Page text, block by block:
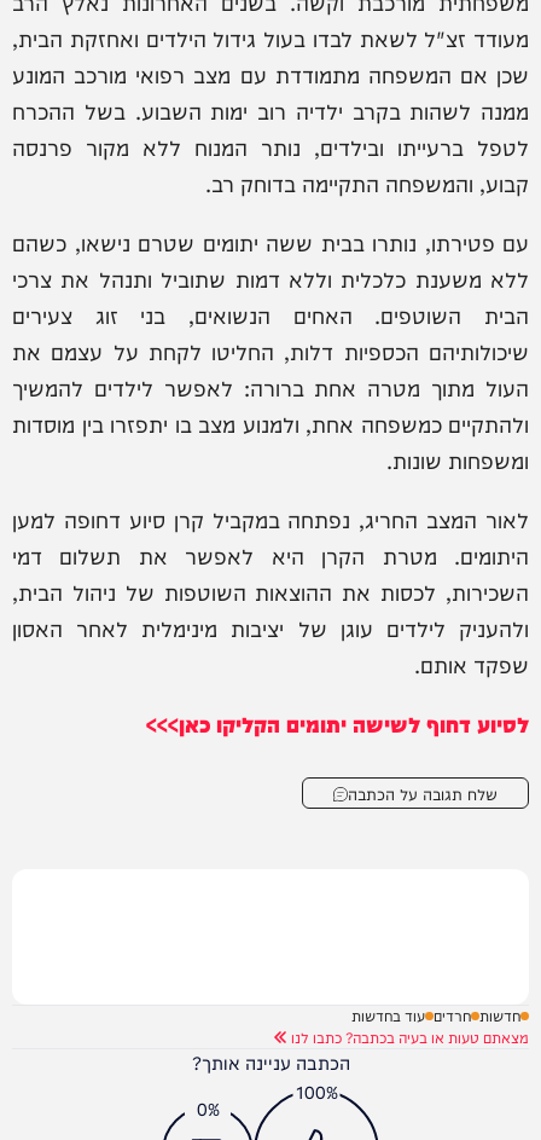
מעודד זצ"ל לשאת לבדו בעול גידול הילדים ואחזקת הבית,
שכן אם המשפחה מתמודדת עם מצב רפואי מורכב המונע
ממנה לשהות בקרב ילדיה רוב ימות השבוע. בשל ההכרח
לטפל ברעייתו ובילדים, נותר המנוח ללא מקור פרנסה
קבוע, והמשפחה התקיימה בדוחק רב.
עם פטירתו, נותרו בבית ששה יתומים שטרם נישאו, כשהם
ללא משענת כלכלית וללא דמות שתוביל ותנהל את צרכי
הבית השוטפים. האחים הנשואים, בני זוג צעירים
שיכולותיהם הכספיות דלות, החליטו לקחת על עצמם את
העול מתוך מטרה אחת ברורה: לאפשר לילדים להמשיך
ולהתקיים כמשפחה אחת, ולמנוע מצב בו יתפזרו בין מוסדות
ומשפחות שונות.
לאור המצב החריג, נפתחה במקביל קרן סיוע דחופה למען
היתומים. מטרת הקרן היא לאפשר את תשלום דמי
השכירות, לכסות את ההוצאות השוטפות של ניהול הבית,
ולהעניק לילדים עוגן של יציבות מינימלית לאחר האסון
שפקד אותם.
לסיוע דחוף לשישה יתומים הקליקו כאן>>>
שלח תגובה על הכתבה
חדשות חרדים עוד בחדשות
מצאתם טעות או בעיה בכתבה? כתבו לנו
הכתבה עניינה אותך?
100%
0%